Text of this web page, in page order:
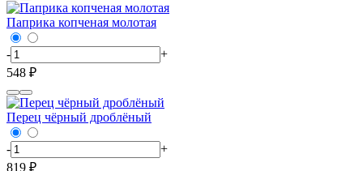
Паприка копченая молотая
-
+
548 ₽
Перец чёрный дроблёный
-
+
819 ₽